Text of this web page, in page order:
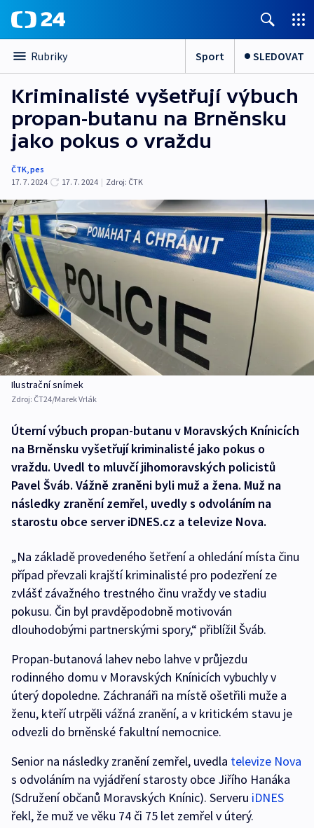
Rubriky Sport SLEDOVAT
Kriminalisté vyšetřují výbuch
propan-butanu na Brněnsku
jako pokus o vraždu
ČTK,pes
17. 7. 2024
17. 7. 2024 | Zdroj: ČTK
Ilustrační snímek
Zdroj: ČT24/Marek Vrlák
Úterní výbuch propan-butanu v Moravských Knínicích
na Brněnsku vyšetřují kriminalisté jako pokus o
vraždu. Uvedl to mluvčí jihomoravských policistů
Pavel Šváb. Vážně zraněni byli muž a žena. Muž na
následky zranění zemřel, uvedly s odvoláním na
starostu obce server iDNES.cz a televize Nova.
„Na základě provedeného šetření a ohledání místa činu
případ převzali krajští kriminalisté pro podezření ze
zvlášť závažného trestného činu vraždy ve stadiu
pokusu. Čin byl pravděpodobně motivován
dlouhodobými partnerskými spory,“ přiblížil Šváb.
Propan-butanová lahev nebo lahve v průjezdu
rodinného domu v Moravských Knínicích vybuchly v
úterý dopoledne. Záchranáři na místě ošetřili muže a
ženu, kteří utrpěli vážná zranění, a v kritickém stavu je
odvezli do brněnské fakultní nemocnice.
Senior na následky zranění zemřel, uvedla televize Nova
s odvoláním na vyjádření starosty obce Jiřího Hanáka
(Sdružení občanů Moravských Knínic). Serveru iDNES
řekl, že muž ve věku 74 či 75 let zemřel v úterý.